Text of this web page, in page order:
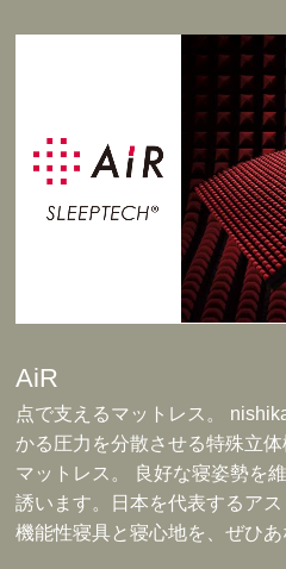
AiR
点で支えるマットレス。
かる圧力を分散させる特殊立
マットレス。 良好な寝姿勢を
誘います。日本を代表するア
機能性寝具と寝心地を、ぜひあ